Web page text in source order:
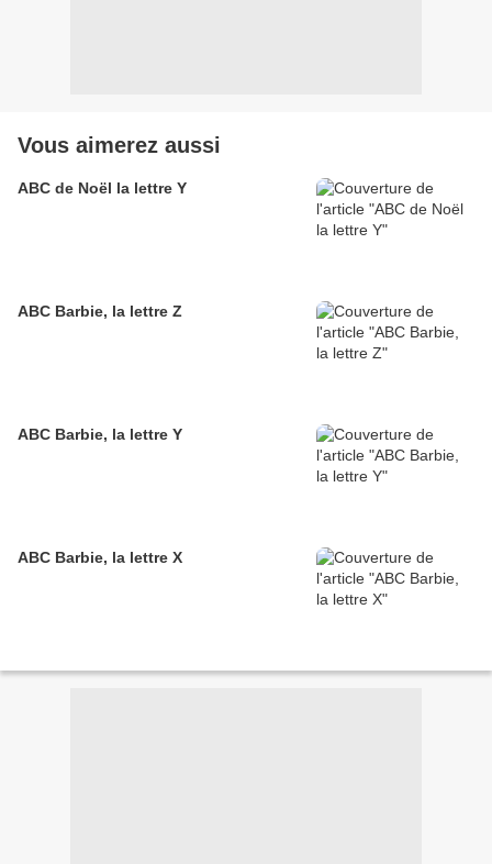
Vous aimerez aussi
ABC de Noël la lettre Y
ABC Barbie, la lettre Z
ABC Barbie, la lettre Y
ABC Barbie, la lettre X